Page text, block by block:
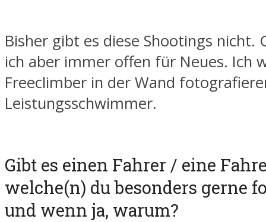
Bisher gibt es diese Shootings nicht.
ich aber immer offen für Neues. Ich
Freeclimber in der Wand
Leistungsschwimmer.
Gibt es einen Fahrer / eine
welche(n) du besonders gerne
und wenn ja, warum?